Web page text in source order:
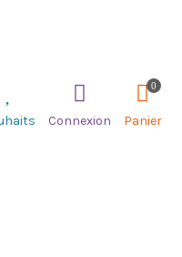
Connexion
0
Panier